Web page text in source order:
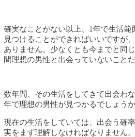
確実なことがない以上、1年で生活範
見つけることができればいいですが
ありません。少なくとも今までと同
間理想の男性と出会っていないこと
数年間、その生活をしてきて出会わ
年で理想の男性が見つかるでしょう
現在の生活をしていては、出会う確
実をまず理解しなければなりません。